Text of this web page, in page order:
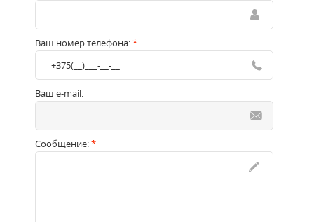
Ваш номер телефона:*
Ваш e-mail:
Сообщение:*